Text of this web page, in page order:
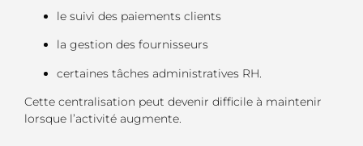
le suivi des paiements clients
la gestion des fournisseurs
certaines tâches administratives RH.
Cette centralisation peut devenir difficile à maintenir
lorsque l’activité augmente.